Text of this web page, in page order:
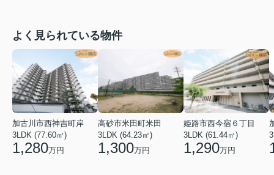
よく見られている物件
加古川市西神吉町岸
3LDK (77.60㎡)
1,280万円
高砂市米田町米田
3LDK (64.23㎡)
1,300万円
姫路市西今宿６丁目
3LDK (61.44㎡)
1,290万円